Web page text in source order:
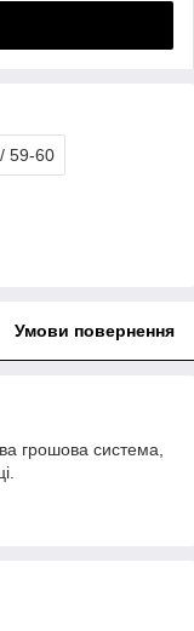
59-60
Умови повернення
грошова система,